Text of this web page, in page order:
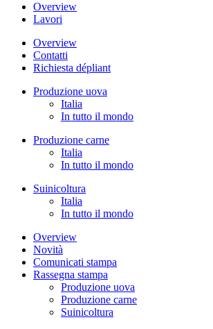
Overview
Lavori
Overview
Contatti
Richiesta dépliant
Produzione uova
Italia
In tutto il mondo
Produzione carne
Italia
In tutto il mondo
Suinicoltura
Italia
In tutto il mondo
Overview
Novità
Comunicati stampa
Rassegna stampa
Produzione uova
Produzione carne
Suinicoltura